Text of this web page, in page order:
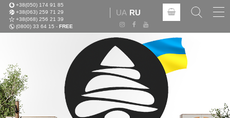
+38(050) 174 91 85
+38(063) 259 71 29
+38(068) 256 21 39
(0800) 33 64 15 - FREE
UA RU